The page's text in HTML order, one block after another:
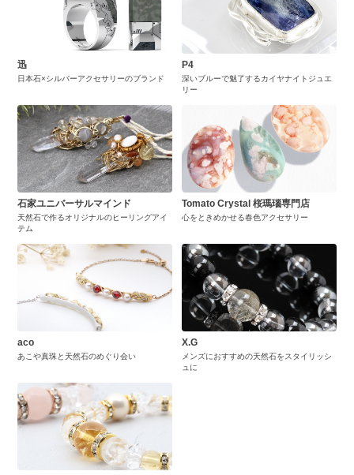
迅
日本石×シルバーアクセサリーのブランド
P4
深いブルーで魅了するカイヤナイトジュエ
リー
石家ユニバーサルマインド
天然石で作るオリジナルのヒーリングアイ
テム
Tomato Crystal 桜瑪瑙専門店
心をときめかせる春色アクセサリー
aco
あこや真珠と天然石のめぐり会い
X.G
メンズにおすすめの天然石をスタイリッシ
ュに